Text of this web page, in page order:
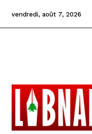
vendredi, août 7, 2026